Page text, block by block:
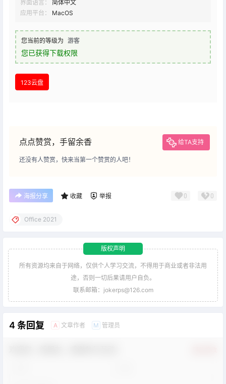
界面语言：
简体中文
应用平台：
MacOS
您当前的等级为 游客
您已获得下载权限
123云盘
点点赞赏，手留余香 给TA支持
还没有人赞赏，快来当第一个赞赏的人吧！
海报分享 收藏 举报 0 0
Office 2021
版权声明
所有资源均来自于网络，仅供个人学习交流，不得用于商业或者非法用
途，否则一切后果请用户自负。
联系邮箱：jokerps@126.com
4 条回复 A 文章作者 M 管理员